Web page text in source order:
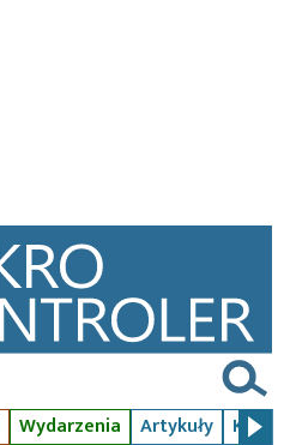
Wydarzenia Artykuły Kursy